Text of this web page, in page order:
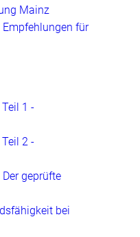
Mainz
Empfehlungen für
1 -
2 -
Der geprüfte
bei